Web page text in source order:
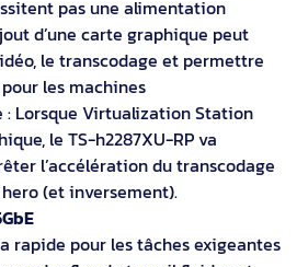
pas une alimentation
d’une carte graphique peut
le transcodage et permettre
les machines
: Lorsque Virtualization Station
le TS-h2287XU-RP va
l’accélération du transcodage
(et inversement).
rapide pour les tâches exigeantes